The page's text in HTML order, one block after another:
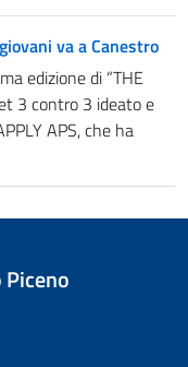
va a Canestro
edizione di “THE
3 contro 3 ideato e
APS, che ha